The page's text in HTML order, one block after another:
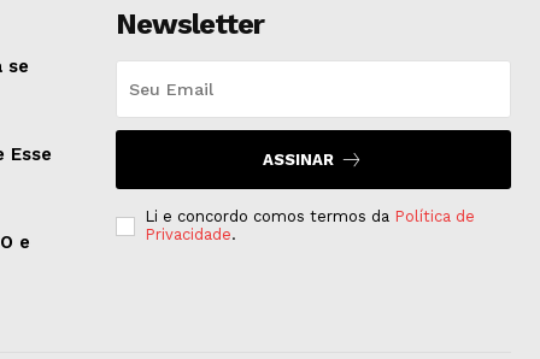
se
Esse
e
Newsletter
ASSINAR
Li e concordo comos termos da Política de
Privacidade.